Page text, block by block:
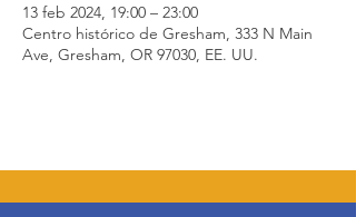
13 feb 2024, 19:00 – 23:00
Centro histórico de Gresham, 333 N Main
Ave, Gresham, OR 97030, EE. UU.